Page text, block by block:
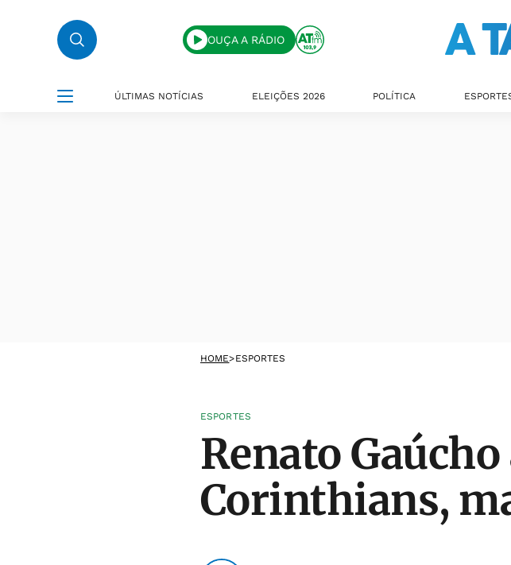
OUÇA A RÁDIO
ÚLTIMAS NOTÍCIAS ELEIÇÕES 2026 POLÍTICA
HOME>ESPORTES
ESPORTES
Renato
Corinthians,